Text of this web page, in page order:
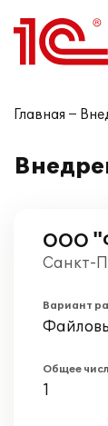
Главная
ООО
Санкт-
Вариант
Общее
1